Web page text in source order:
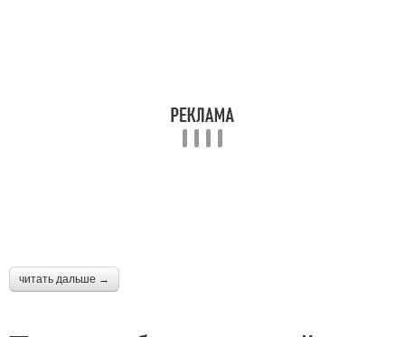
читать дальше →